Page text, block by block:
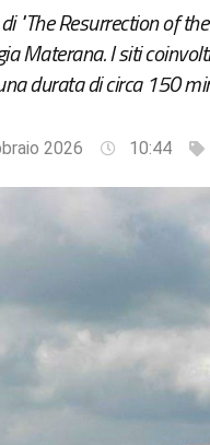
"The Resurrection of
Materana. I siti
durata di circa 150
2026 10:44